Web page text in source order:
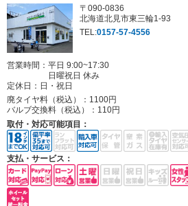
〒090-0836
北海道北見市東三輪1-93
TEL:0157-57-4556
営業時間：平日 9:00~17:30
日曜祝日 休み
定休日： 日・祝日
廃タイヤ料（税込）： 1100円
バルブ交換料（税込）： 110円
取付・対応可能項目：
支払・サービス：